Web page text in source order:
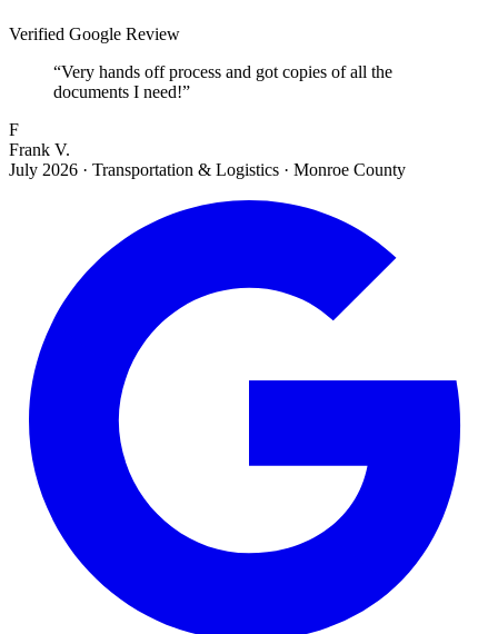
Verified Google Review
“Very hands off process and got copies of all the
documents I need!”
F
Frank V.
July 2026 · Transportation & Logistics · Monroe County